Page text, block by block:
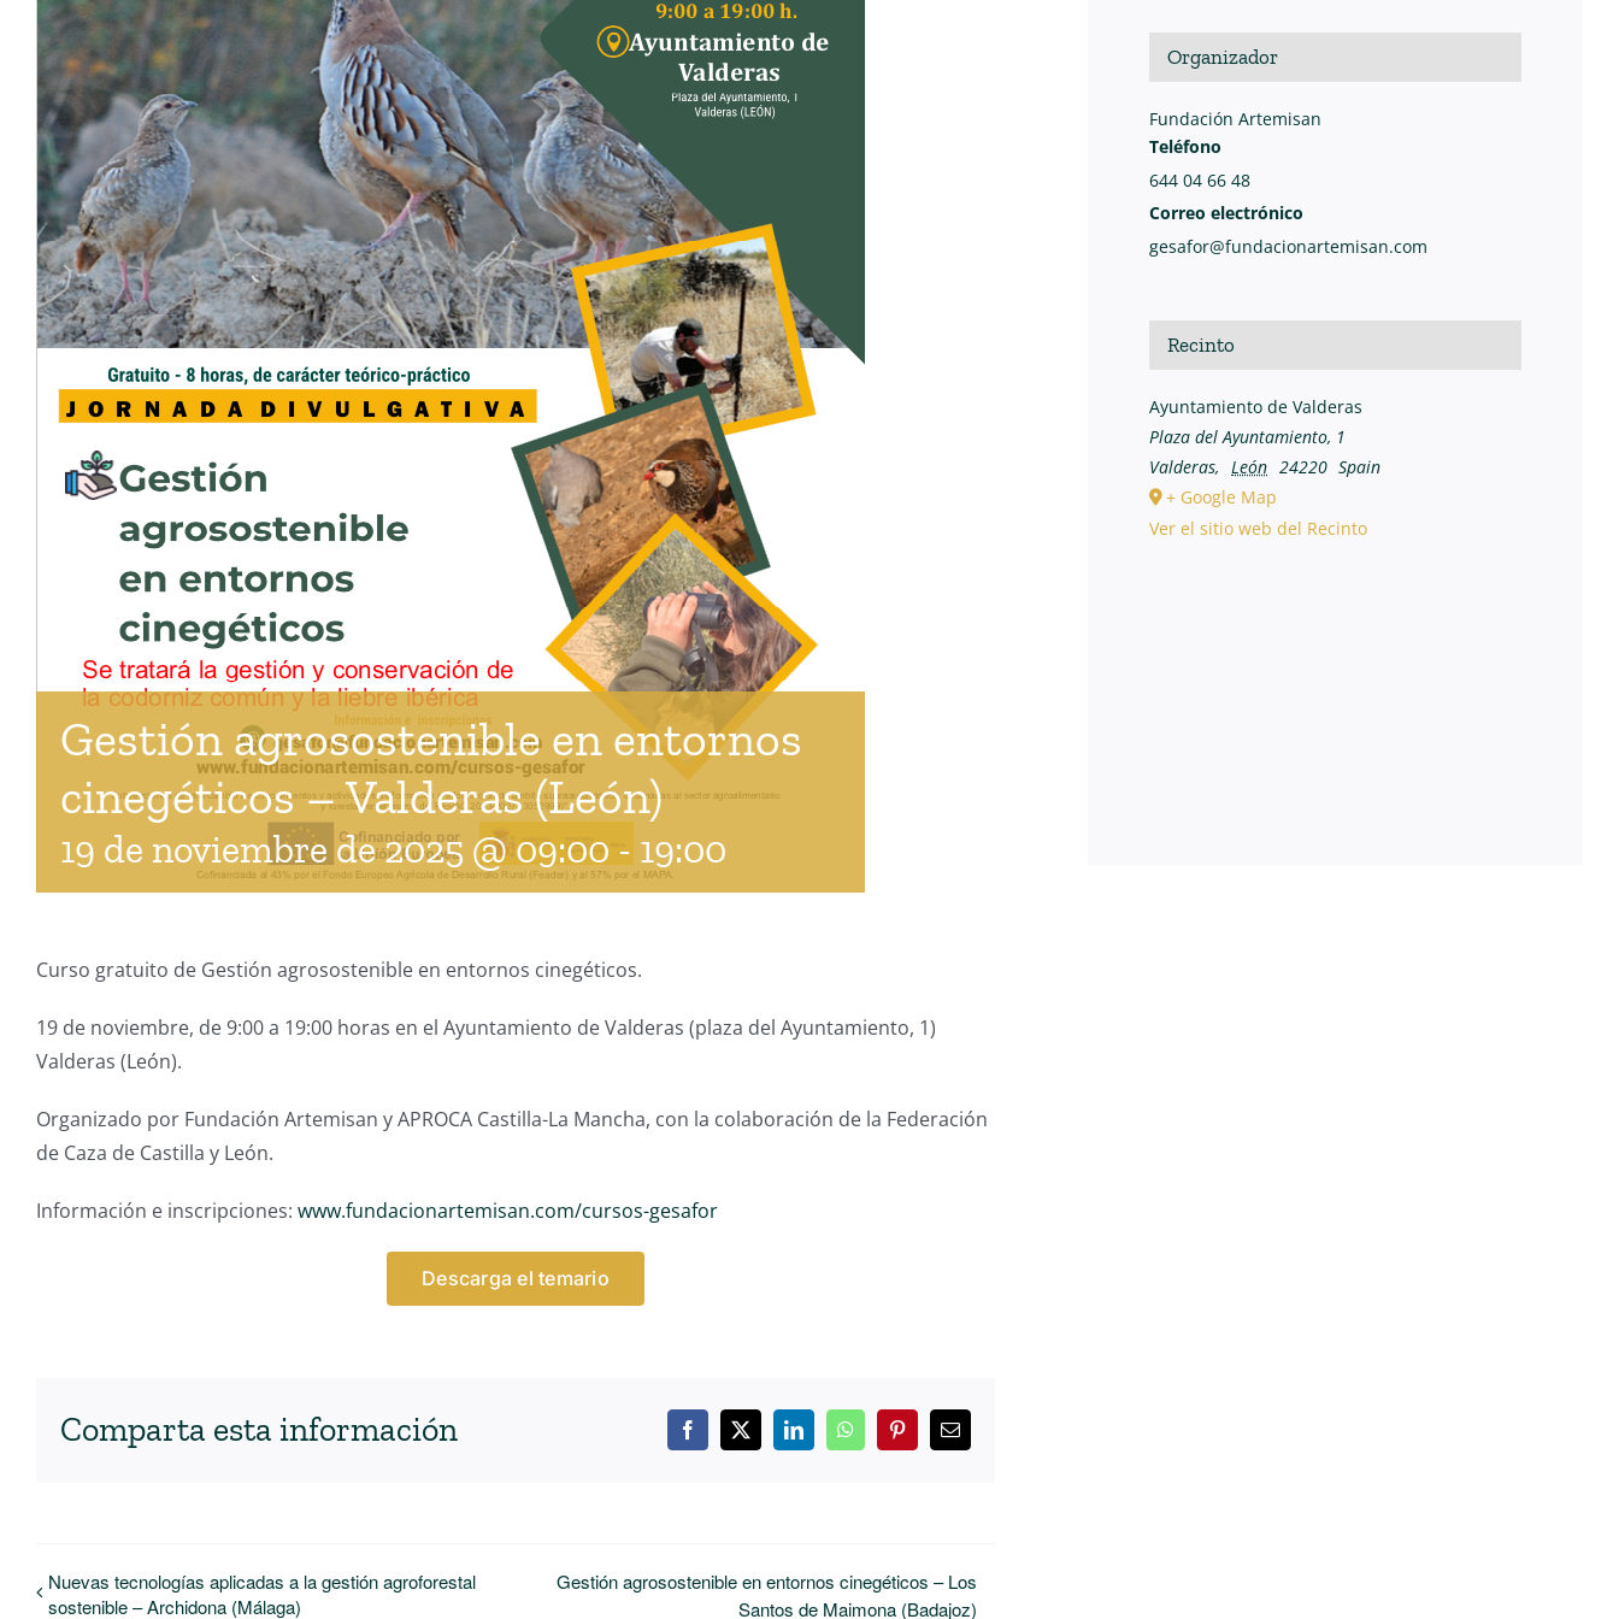
Gestión agrosostenible en entornos
cinegéticos – Valderas (León)
19 de noviembre de 2025 @ 09:00 - 19:00
Curso gratuito de Gestión agrosostenible en entornos cinegéticos.
19 de noviembre, de 9:00 a 19:00 horas en el Ayuntamiento de Valderas (plaza del Ayuntamiento, 1)
Valderas (León).
Organizado por Fundación Artemisan y APROCA Castilla-La Mancha, con la colaboración de la Federación
de Caza de Castilla y León.
Información e inscripciones: www.fundacionartemisan.com/cursos-gesafor
Descarga el temario
Comparta esta información Facebook
X LinkedInWhatsAppPinterestCorreo
Nuevas tecnologías aplicadas a la gestión agroforestal
sostenible – Archidona (Málaga)
Gestión agrosostenible en entornos cinegéticos – Los
Santos de Maimona (Badajoz)
Organizador
Fundación Artemisan
Teléfono
644 04 66 48
Correo electrónico
gesafor@fundacionartemisan.com
Recinto
Ayuntamiento de Valderas
Plaza del Ayuntamiento, 1
Valderas, León 24220 Spain
+ Google Map
Ver el sitio web del Recinto